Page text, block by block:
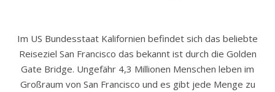
Im US Bundesstaat Kalifornien befindet sich das beliebte
Reiseziel San Francisco das bekannt ist durch die Golden
Gate Bridge. Ungefähr 4,3 Millionen Menschen leben im
Großraum von San Francisco und es gibt jede Menge zu